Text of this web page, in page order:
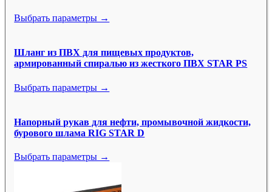
Выбрать параметры →
Шланг из ПВХ для пищевых продуктов,
армированный спиралью из жесткого ПВХ STAR PS
Выбрать параметры →
Напорный рукав для нефти, промывочной жидкости,
бурового шлама RIG STAR D
Выбрать параметры →